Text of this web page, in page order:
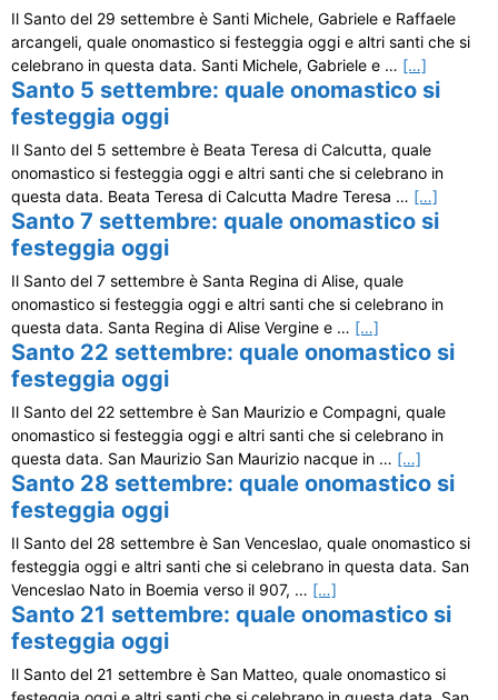
Il Santo del 29 settembre è Santi Michele, Gabriele e Raffaele
arcangeli, quale onomastico si festeggia oggi e altri santi che si
celebrano in questa data. Santi Michele, Gabriele e … […]
Santo 5 settembre: quale onomastico si
festeggia oggi
Il Santo del 5 settembre è Beata Teresa di Calcutta, quale
onomastico si festeggia oggi e altri santi che si celebrano in
questa data. Beata Teresa di Calcutta Madre Teresa … […]
Santo 7 settembre: quale onomastico si
festeggia oggi
Il Santo del 7 settembre è Santa Regina di Alise, quale
onomastico si festeggia oggi e altri santi che si celebrano in
questa data. Santa Regina di Alise Vergine e … […]
Santo 22 settembre: quale onomastico si
festeggia oggi
Il Santo del 22 settembre è San Maurizio e Compagni, quale
onomastico si festeggia oggi e altri santi che si celebrano in
questa data. San Maurizio San Maurizio nacque in … […]
Santo 28 settembre: quale onomastico si
festeggia oggi
Il Santo del 28 settembre è San Venceslao, quale onomastico si
festeggia oggi e altri santi che si celebrano in questa data. San
Venceslao Nato in Boemia verso il 907, … […]
Santo 21 settembre: quale onomastico si
festeggia oggi
Il Santo del 21 settembre è San Matteo, quale onomastico si